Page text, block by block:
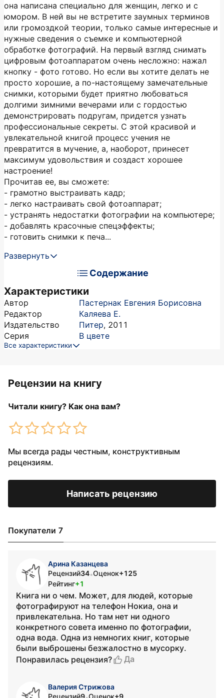
она написана специально для женщин, легко и с
юмором. В ней вы не встретите заумных терминов
или громоздкой теории, только самые интересные и
нужные сведения о съемке и компьютерной
обработке фотографий. На первый взгляд снимать
цифровым фотоаппаратом очень несложно: нажал
кнопку - фото готово. Но если вы хотите делать не
просто хорошие, а по-настоящему замечательные
снимки, которыми будет приятно любоваться
долгими зимними вечерами или с гордостью
демонстрировать подругам, придется узнать
профессиональные секреты. С этой красивой и
увлекательной книгой процесс учения не
превратится в мучение, а, наоборот, принесет
максимум удовольствия и создаст хорошее
настроение!
Прочитав ее, вы сможете:
- грамотно выстраивать кадр;
- легко настраивать свой фотоаппарат;
- устранять недостатки фотографии на компьютере;
- добавлять красочные спецэффекты;
- готовить снимки к печа...
Развернуть
Содержание
Характеристики
Автор
Пастернак Евгения Борисовна
Редактор
Каляева Е.
Издательство
Питер, 2011
Серия
В цвете
Все характеристики
Рецензии на книгу
Читали книгу? Как она вам?
Мы всегда рады честным, конструктивным
рецензиям.
Написать рецензию
Покупатели 7
Арина Казанцева
Рецензий34•Оценок+125
Рейтинг+1
Книга ни о чем. Может, для людей, которые
фотографируют на телефон Нокиа, она и
привлекательна. Но там нет ни одного
конкретного совета именно по фотографии,
одна вода. Одна из немногих книг, которые
были выброшены безжалостно в мусорку.
Понравилась рецензия?
Да
Валерия Стрижова
Рецензий9 Оценок+9